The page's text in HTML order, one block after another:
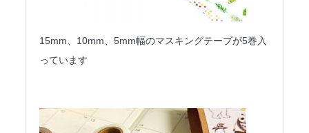
15mm、10mm、5mm幅のマスキングテープが5巻入
っています